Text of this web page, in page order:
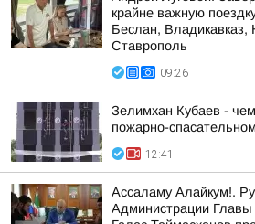
крайне важную
Беслан, Владикавказ,
Ставрополь
09:26
Зелимхан Кубаев -
пожарно-
12:41
Ассаламу Алайкум!.
Администрации